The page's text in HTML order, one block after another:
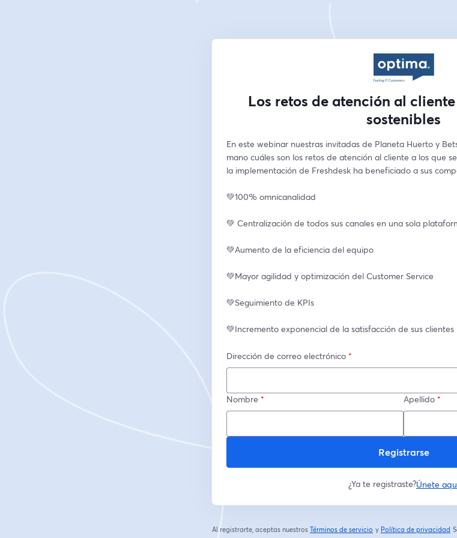
Los retos de atención al
sostenibles
En este webinar nuestras invitadas de Planeta Huerto y
mano cuáles son los retos de atención al cliente a los que
la implementación de Freshdesk ha beneficiado a sus
💚100% omnicanalidad
💚 Centralización de todos sus canales en una sola
💚Aumento de la eficiencia del equipo
💚Mayor agilidad y optimización del Customer Service
💚Seguimiento de KPIs
💚Incremento exponencial de la satisfacción de sus clientes
Dirección de correo electrónico *
Nombre * Apellido *
Registrarse
¿Ya te registraste?Únete
Al registrarte, aceptas nuestros Términos de servicio
se abre en una nueva pestaña
y Política de privacidad